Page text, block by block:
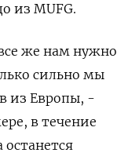
из MUFG.
же нам нужно
сильно мы
из Европы, -
в течение